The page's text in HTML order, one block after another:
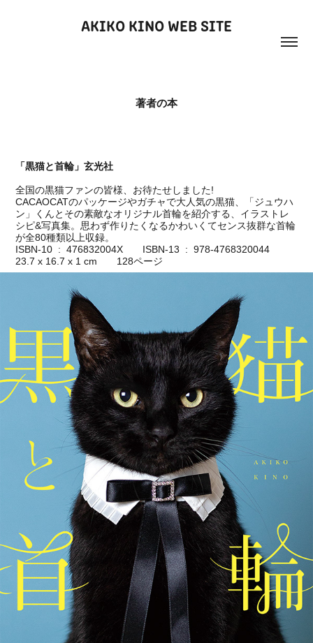
AKIKO KINO WEB SITE
著者の本
「黒猫と首輪」玄光社
全国の黒猫ファンの皆様、お待たせしました!
CACAOCATのパッケージやガチャで大人気の黒猫、「ジュウハ
ン」くんとその素敵なオリジナル首輪を紹介する、イラストレ
シピ&写真集。思わず作りたくなるかわいくてセンス抜群な首輪
が全80種類以上収録。
ISBN-10 ‏ : ‎ 476832004X ISBN-13 ‏ : ‎ 978-4768320044
23.7 x 16.7 x 1 cm 128ページ